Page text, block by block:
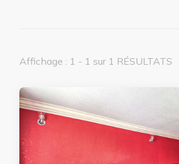
Affichage : 1 - 1 sur 1 RÉSULTATS